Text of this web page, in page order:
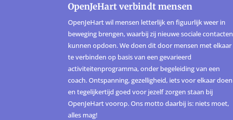
OpenJeHart verbindt mensen
OpenJeHart wil mensen letterlijk en figuurlijk weer in
beweging brengen, waarbij zij nieuwe sociale contacten
kunnen opdoen. We doen dit door mensen met elkaar
te verbinden op basis van een gevarieerd
activiteitenprogramma, onder begeleiding van een
coach. Ontspanning, gezelligheid, iets voor elkaar doen
en tegelijkertijd goed voor jezelf zorgen staan bij
OpenJeHart voorop. Ons motto daarbij is: niets moet,
alles mag!